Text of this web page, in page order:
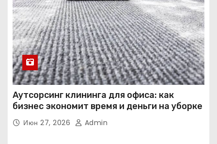
Аутсорсинг клининга для офиса: как
бизнес экономит время и деньги на уборке
Июн 27, 2026 Admin